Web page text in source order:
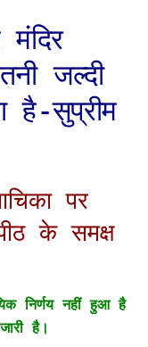
मंदिर
जल्दी
है-सुप्रीम
पर
के समक्ष
निर्णय नहीं हुआ है
है।